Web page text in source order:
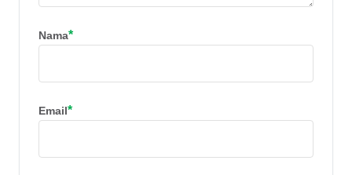
Nama*
Email*